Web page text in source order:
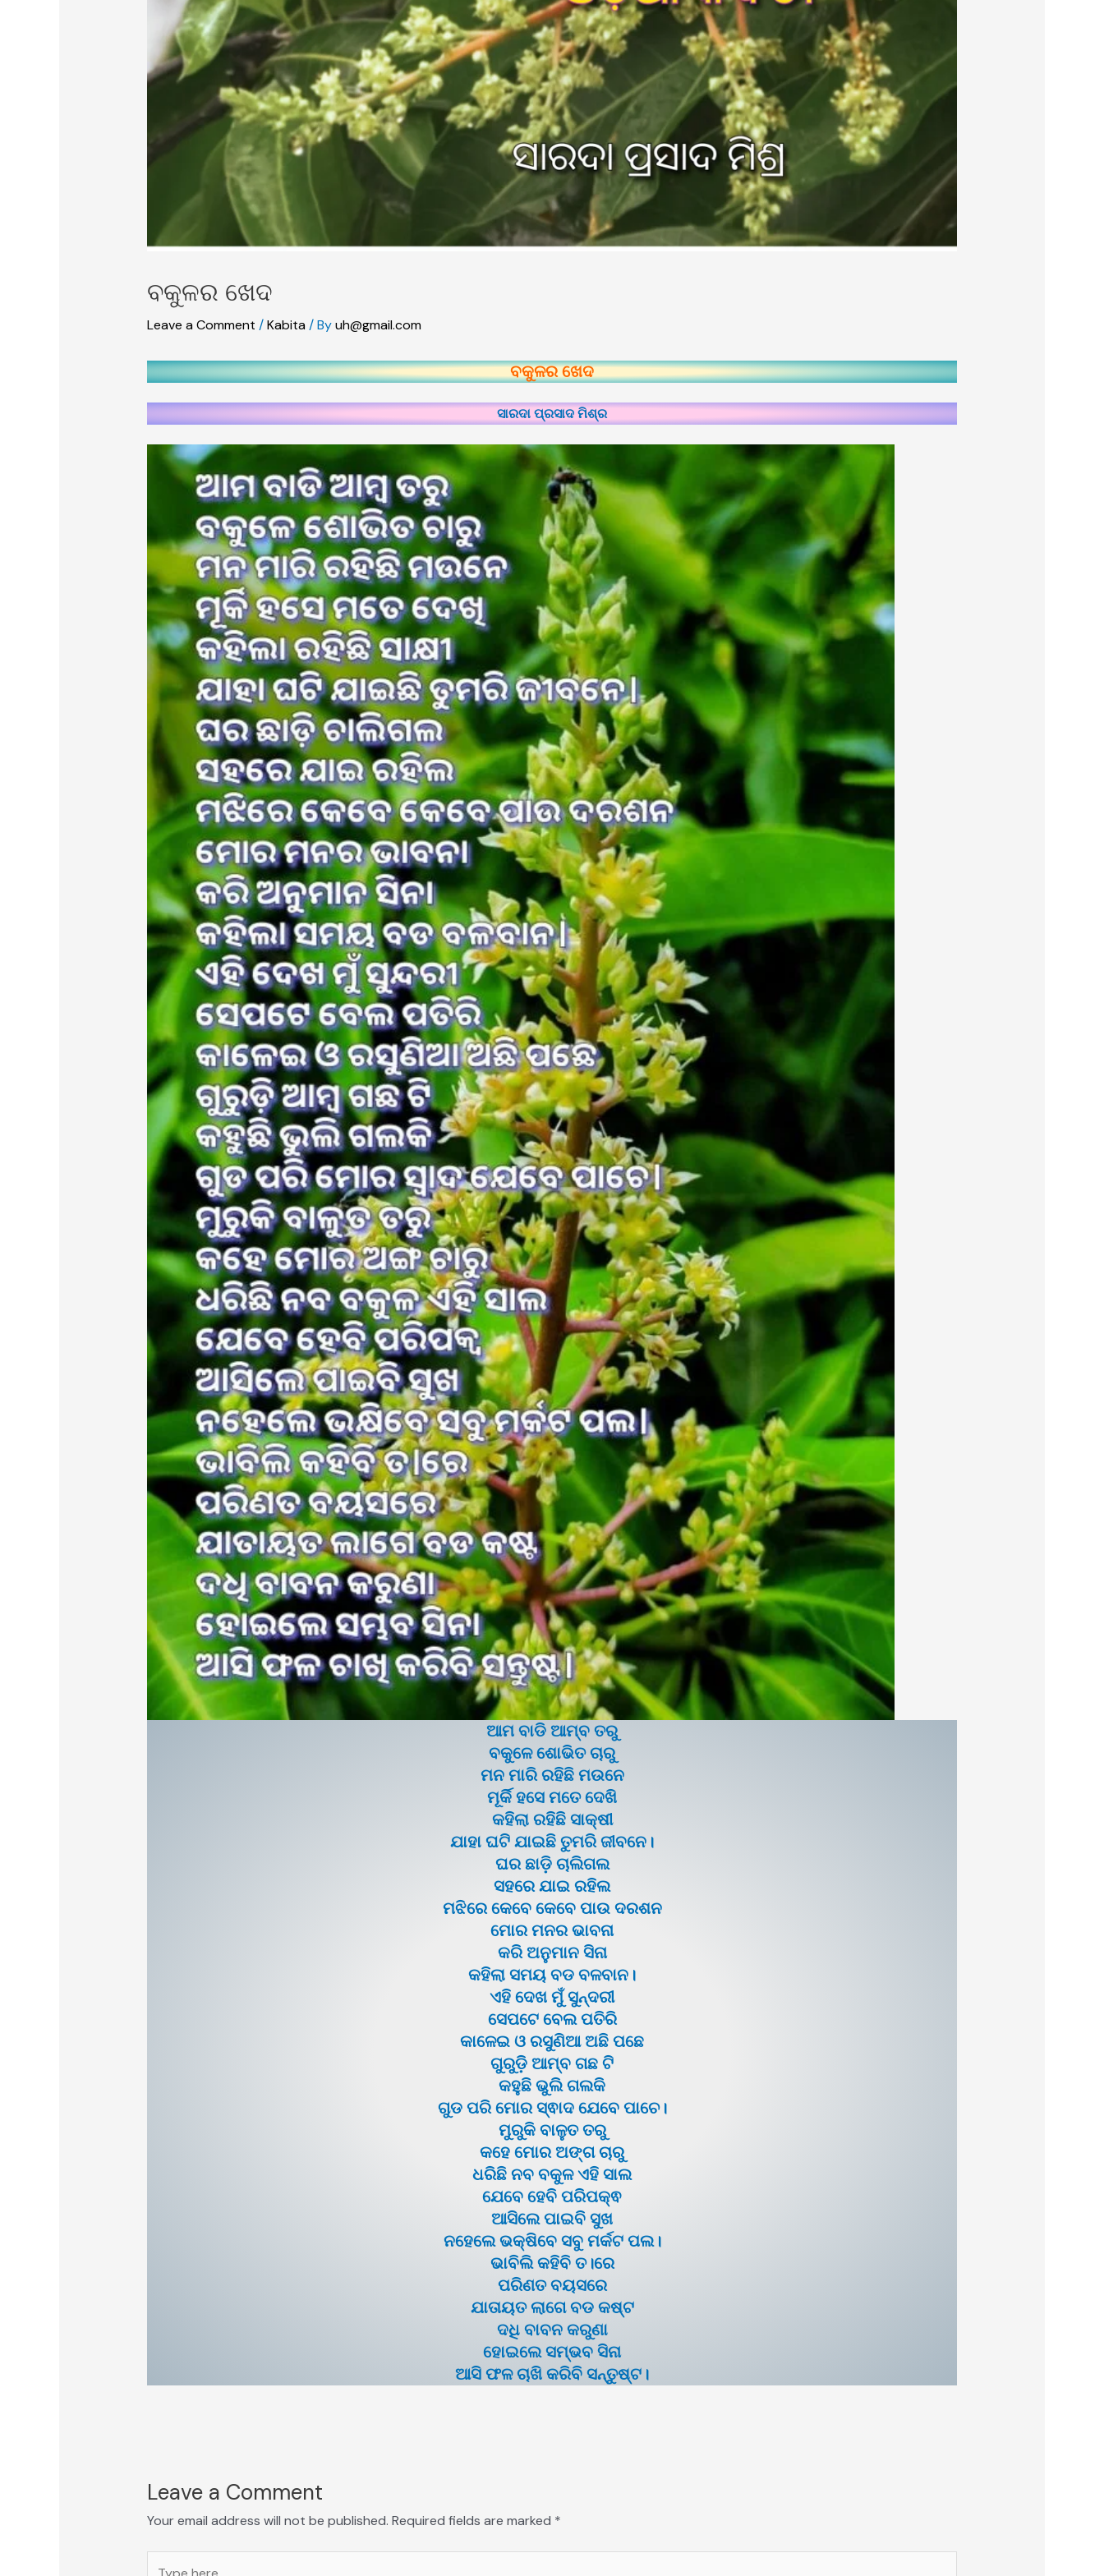
ବକୁଳର ଖେଦ
Leave a Comment /Kabita / Byuh@gmail.com
ବକୁଳର ଖେଦ
ସାରଦା ପ୍ରସାଦ ମିଶ୍ର
ଆମ ବାଡି ଆମ୍ବ ତରୁ
ବକୁଳେ ଶୋଭିତ ଚାରୁ
ମନ ମାରି ରହିଛି ମଉନେ
ମୂର୍କି ହସେ ମତେ ଦେଖି
କହିଲା ରହିଛି ସାକ୍ଷୀ
ଯାହା ଘଟି ଯାଇଛି ତୁମରି ଜୀବନେ।
ଘର ଛାଡ଼ି ଚାଲିଗଲ
ସହରେ ଯାଇ ରହିଲ
ମଝିରେ କେବେ କେବେ ପାଉ ଦରଶନ
ମୋର ମନର ଭାବନା
କରି ଅନୁମାନ ସିନା
କହିଲା ସମୟ ବଡ ବଳବାନ।
ଏହି ଦେଖ ମୁଁ ସୁନ୍ଦରୀ
ସେପଟେ ବେଲ ପତିରି
କାଳେଇ ଓ ରସୁଣିଆ ଅଛି ପଛେ
ଗୁରୁଡ଼ି ଆମ୍ବ ଗଛ ଟି
କହୁଛି ଭୁଲି ଗଲକି
ଗୁଡ ପରି ମୋର ସ୍ଵାଦ ଯେବେ ପାଚେ।
ମୁରୁକି ବାଳୁତ ତରୁ
କହେ ମୋର ଅଙ୍ଗ ଚାରୁ
ଧରିଛି ନବ ବକୁଳ ଏହି ସାଲ
ଯେବେ ହେବି ପରିପକ୍ଵ
ଆସିଲେ ପାଇବି ସୁଖ
ନହେଲେ ଭକ୍ଷିବେ ସବୁ ମର୍କଟ ପଲ।
ଭାବିଲି କହିବି ତ।ରେ
ପରିଣତ ବୟସରେ
ଯାତାୟତ ଲାଗେ ବଡ କଷ୍ଟ
ଦଧି ବାବନ କରୁଣା
ହୋଇଲେ ସମ୍ଭବ ସିନା
ଆସି ଫଳ ଚାଖି କରିବି ସନ୍ତୁଷ୍ଟ।
Leave a Comment
Your email address will not be published. Required fields are marked *